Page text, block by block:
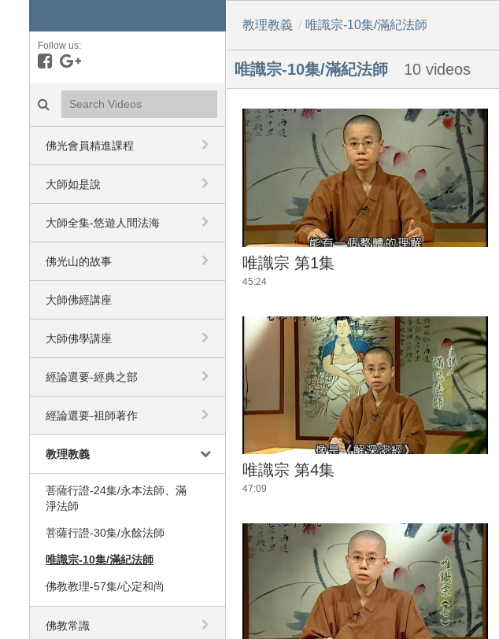
Follow us:
Like on Facebook
Follow on Google+
Search videos icon
佛光會員精進課程
大師如是說
大師全集-悠遊人間法海
佛光山的故事
大師佛經講座
大師佛學講座
經論選要-經典之部
經論選要-袓師著作
教理教義
菩薩行證-24集/永本法師、滿
淨法師
菩薩行證-30集/永餘法師
唯識宗-10集/滿紀法師
佛教教理-57集/心定和尚
佛教常識
教理教義 / 唯識宗-10集/滿紀法師
唯識宗-10集/滿紀法師 10 videos
唯識宗 第1集
45:24
唯識宗 第4集
47:09